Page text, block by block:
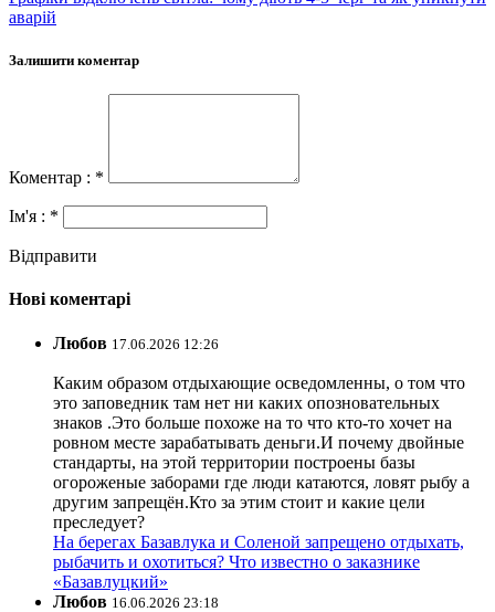
аварій
Залишити коментар
Коментар : *
Ім'я : *
Відправити
Нові коментарі
Любов 17.06.2026 12:26
Каким образом отдыхающие осведомленны, о том что
это заповедник там нет ни каких опозновательных
знаков .Это больше похоже на то что кто-то хочет на
ровном месте зарабатывать деньги.И почему двойные
стандарты, на этой территории построены базы
огороженые заборами где люди катаются, ловят рыбу а
другим запрещён.Кто за этим стоит и какие цели
преследует?
На берегах Базавлука и Соленой запрещено отдыхать,
рыбачить и охотиться? Что известно о заказнике
«Базавлуцкий»
Любов 16.06.2026 23:18